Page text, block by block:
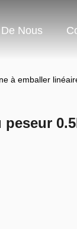
Nous
à emballer